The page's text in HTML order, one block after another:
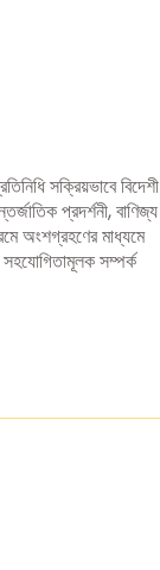
সক্রিয়ভাবে বিদেশী
প্রদর্শনী, বাণিজ্য
অংশগ্রহণের মাধ্যমে
সহযোগিতামূলক সম্পর্ক